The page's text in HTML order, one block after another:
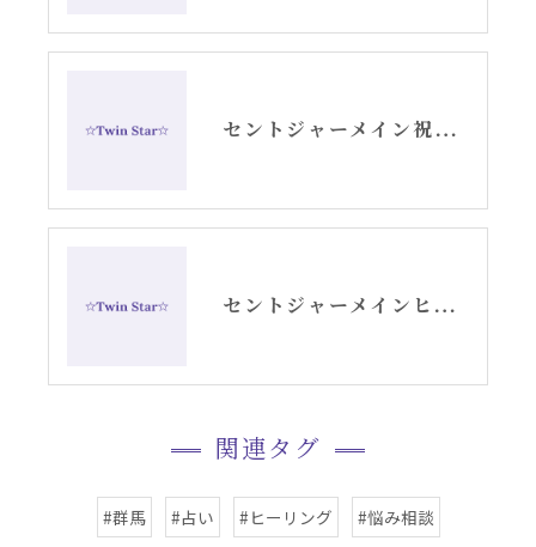
セントジャーメイン祝福の5日間アリーシャセッション
セントジャーメインヒーリングアートSAZARE
関連タグ
#群馬 #占い #ヒーリング #悩み相談